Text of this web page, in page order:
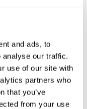
and ads, to
analyse our traffic.
use of our site with
partners who
that you’ve
from your use
är utvecklat
och
lödteknologi.
lödkvalitet,
som
upp till 5